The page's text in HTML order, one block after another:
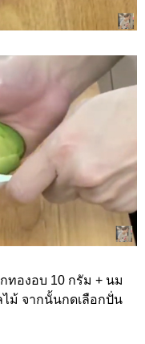
ทองอบ 10 กรัม + นม
ม้ จากนั้นกดเลือกปั่น